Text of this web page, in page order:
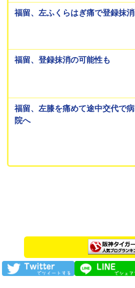
福留、左ふくらはぎ痛で登録抹消
福留、登録抹消の可能性も
福留、左膝を痛めて途中交代で病
院へ